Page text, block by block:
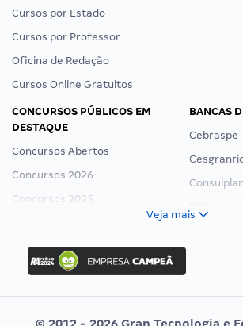
Cursos por Estado
Cursos por Professor
Oficina de Redação
Cursos Online Gratuitos
CONCURSOS PÚBLICOS EM
DESTAQUE
Concursos Abertos
Concursos 2026
Concursos 2025
Concurso Ibama
Concurso MPU
Editais publicados
BANCAS
Cebraspe
Consulplan
Veja mais